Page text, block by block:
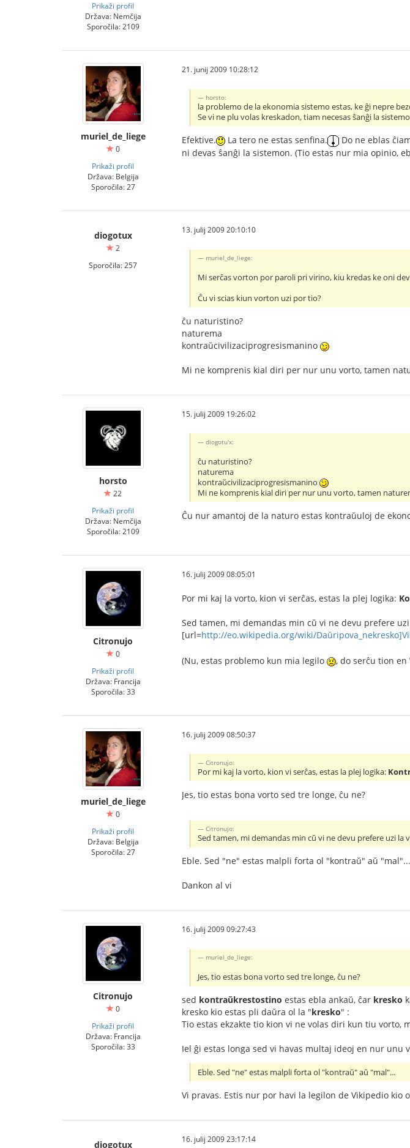
Prikaži profil
Država: Nemčija
Sporočila: 2109
muriel_de_liege
0
Prikaži profil
Država: Belgija
Sporočila: 27
21. junij 2009 10:28:12
horsto:
la problemo de la ekonomia sistemo estas, ke ĝi nepre
Se vi ne plu volas kreskadon, tiam necesas ŝanĝi la
Efektive. La tero ne estas senfina.
Do ne eblas
ni devas ŝanĝi la sistemon. (Tio estas nur mia opinio,
diogotux
2
Sporočila: 257
13. julij 2009 20:10:10
muriel_de_liege:
Mi serĉas vorton por paroli pri virino, kiu kredas ke oni
Ĉu vi scias kiun vorton uzi por tio?
ĉu naturistino?
naturema
kontraŭcivilizaciprogresismanino
Mi ne komprenis kial diri per nur unu vorto, tamen
horsto
22
Prikaži profil
Država: Nemčija
Sporočila: 2109
15. julij 2009 19:26:02
diogotu'x:
ĉu naturistino?
naturema
kontraŭcivilizaciprogresismanino
Mi ne komprenis kial diri per nur unu vorto, tamen
Ĉu nur amantoj de la naturo estas kontraŭuloj de
Citronujo
0
Prikaži profil
Država: Francija
Sporočila: 33
16. julij 2009 08:05:01
Por mi kaj la vorto, kion vi serĉas, estas la plej logika:
Sed tamen, mi demandas min cŭ vi ne devu prefere
[url=http://eo.wikipedia.org/wiki/
(Nu, estas problemo kun mia legilo , do serĉu tion en
muriel_de_liege
0
Prikaži profil
Država: Belgija
Sporočila: 27
16. julij 2009 08:50:37
Citronujo:
Por mi kaj la vorto, kion vi serĉas, estas la plej logika:
Jes, tio estas bona vorto sed tre longe, ĉu ne?
Citronujo:
Sed tamen, mi demandas min cŭ vi ne devu prefere uzi
Eble. Sed "ne" estas malpli forta ol "kontraŭ" aŭ "mal"...
Dankon al vi
Citronujo
0
Prikaži profil
Država: Francija
Sporočila: 33
16. julij 2009 09:27:43
muriel_de_liege:
Jes, tio estas bona vorto sed tre longe, ĉu ne?
sed kontraŭkrestostino estas ebla ankaŭ, ĉar kresko
kresko kio estas pli daŭra ol la "kresko" :
Tio estas ekzakte tio kion vi ne volas diri kun tiu vorto,
Iel ĝi estas longa sed vi havas multaj ideoj en nur unu
Eble. Sed "ne" estas malpli forta ol "kontraŭ" aŭ "mal"...
Vi pravas. Estis nur por havi la legilon de Vikipedio kio
diogotux 16. julij 2009 23:17:14